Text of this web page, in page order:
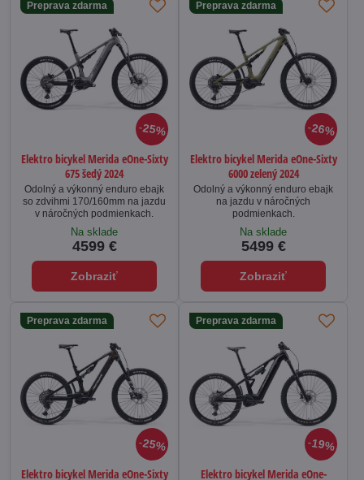
25%
Preprava zdarma
Elektro bicykel Merida eOne-Sixty
675 šedý 2024
Odolný a výkonný enduro ebajk
so zdvihmi 170/160mm na jazdu
v náročných podmienkach.
Na sklade
4599 €
Zobraziť
26%
Preprava zdarma
Elektro bicykel Merida eOne-Sixty
6000 zelený 2024
Odolný a výkonný enduro ebajk
na jazdu v náročných
podmienkach.
Na sklade
5499 €
Zobraziť
25%
Preprava zdarma
Elektro bicykel Merida eOne-Sixty
19%
Preprava zdarma
Elektro bicykel Merida eOne-